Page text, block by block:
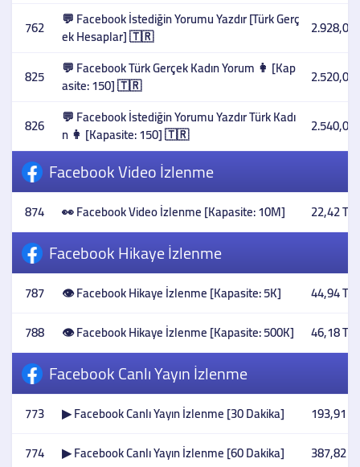
762 💬 Facebook İstediğin Yorumu Yazdır [Türk Gerç
ek Hesaplar] 🇹🇷 2.928,05
825 💬 Facebook Türk Gerçek Kadın Yorum 👩 [Kap
asite: 150] 🇹🇷 2.520,00
826 💬 Facebook İstediğin Yorumu Yazdır Türk Kadı
n 👩 [Kapasite: 150] 🇹🇷 2.540,00
Facebook Video İzlenme
874 👀 Facebook Video İzlenme [Kapasite: 10M] 22,42 TL
Facebook Hikaye İzlenme
787 👁️ Facebook Hikaye İzlenme [Kapasite: 5K]
44,94 TL
788
👁️ Facebook Hikaye İzlenme [Kapasite: 500K] 46,18 TL
Facebook Canlı Yayın İzlenme
773 ▶ Facebook Canlı Yayın İzlenme [30 Dakika]
193,91 TL
774
▶ Facebook Canlı Yayın İzlenme [60 Dakika]
387,82 TL